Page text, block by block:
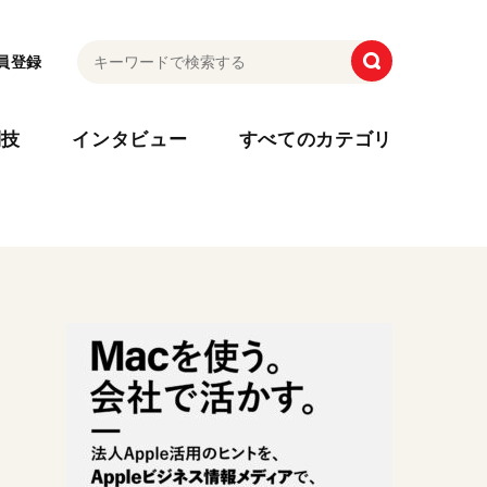
登録
インタビュー すべてのカテゴリ